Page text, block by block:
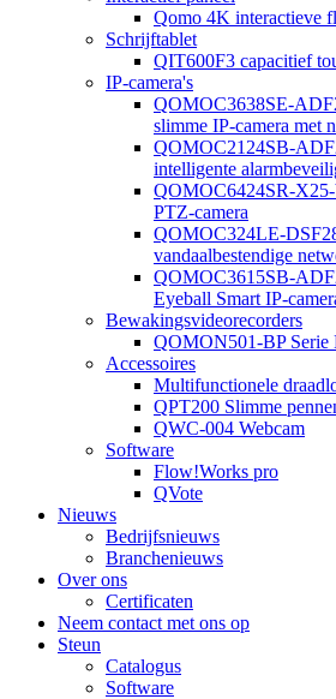
Qomo 4K interactieve
Schrijftablet
QIT600F3 capacitief
IP-camera's
QOMOC3638SE-
slimme IP-camera met
QOMOC2124SB-
intelligente
QOMOC6424SR-
PTZ-camera
QOMOC324LE-
vandaalbestendige
QOMOC3615SB-
Eyeball Smart IP-
Bewakingsvideorecorders
QOMON501-BP Serie
Accessoires
Multifunctionele
QPT200 Slimme
QWC-004 Webcam
Software
Flow!Works pro
QVote
Nieuws
Bedrijfsnieuws
Branchenieuws
Over ons
Certificaten
Neem contact met ons op
Steun
Catalogus
Software